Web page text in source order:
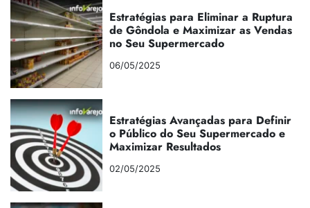
Estratégias para Eliminar a Ruptura
de Gôndola e Maximizar as Vendas
no Seu Supermercado
06/05/2025
Estratégias Avançadas para Definir
o Público do Seu Supermercado e
Maximizar Resultados
02/05/2025